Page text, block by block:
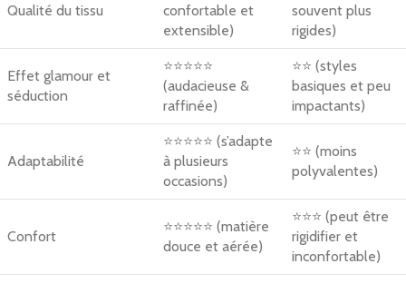
Qualité du tissu
confortable et
extensible)
souvent plus
rigides)
Effet glamour et
séduction
⭐⭐⭐⭐⭐
(audacieuse &
raffinée)
⭐⭐ (styles
basiques et peu
impactants)
Adaptabilité
⭐⭐⭐⭐⭐ (s’adapte
à plusieurs
occasions)
⭐⭐ (moins
polyvalentes)
Confort
⭐⭐⭐⭐⭐ (matière
douce et aérée)
⭐⭐⭐ (peut être
rigidifier et
inconfortable)